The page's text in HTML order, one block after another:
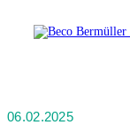
06.02.2025